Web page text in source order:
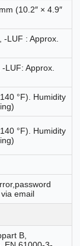
(10.2″ × 4.9″
LUF : Approx.
LUF: Approx.
°F). Humidity
°F). Humidity
email
B,